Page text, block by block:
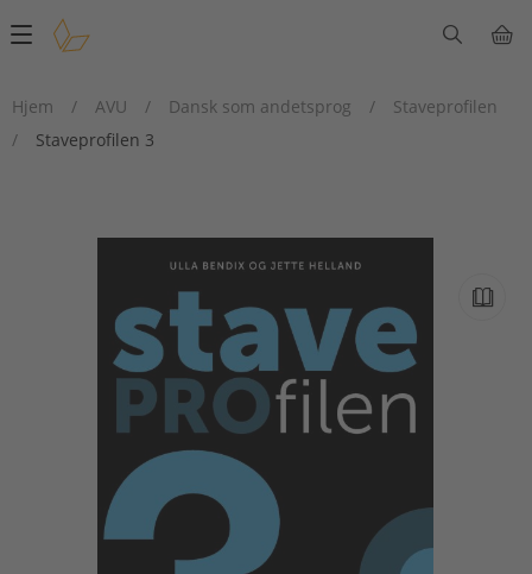
Main
Hjem
/ AVU / Dansk som andetsprog /
Staveprofilen
/
Staveprofilen 3